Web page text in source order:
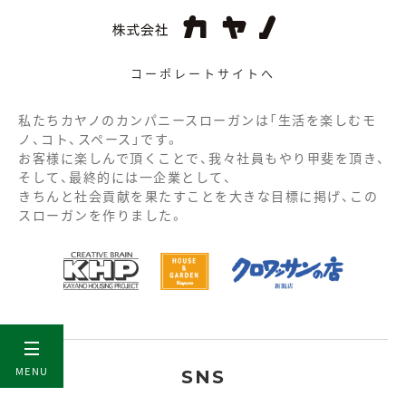
MENU
コーポレートサイトへ
私たちカヤノのカンパニースローガンは「生活を楽しむモ
ノ、コト、スペース」です。
お客様に楽しんで頂くことで、我々社員もやり甲斐を頂き、
そして、最終的には一企業として、
きちんと社会貢献を果たすことを大きな目標に掲げ、この
スローガンを作りました。
SNS